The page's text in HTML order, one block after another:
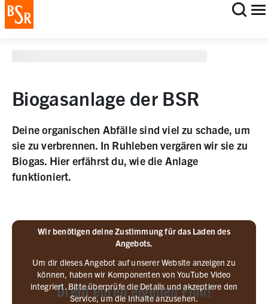
staging deployment test
Biogasanlage der BSR
Deine organischen Abfälle sind viel zu schade, um
sie zu verbrennen. In Ruhleben vergären wir sie zu
Biogas. Hier erfährst du, wie die Anlage
funktioniert.
Wir benötigen deine Zustimmung für das Laden des
Angebots.
Um dir dieses Angebot auf unserer Website anzeigen zu
können, haben wir Komponenten von YouTube Video
integriert. Bitte überprüfe die Details und akzeptiere den
Service, um die Inhalte anzusehen.